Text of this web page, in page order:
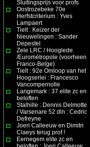
Sluitingsprijs voor profs
Oostrozebeke 70e
Herfstcriterium : Yves
Lampaert
Tielt : Keizer der
Nieuwelingen : Sander
Depestel
Zele LRC / Hooglede
/Eurométropole (voorheen
Franco-Belge)
Tielt : 92e Omloop van het
Hoogserlei : Francesco
Vancompernolle
Langemark : 37 elite zc en
beloften
Stalhille : Dennis Delmotte
/ Varsenare 52 dln : Cedric
Defreyne
Joeri Calleeuw en Dimitri
Claeys terug prof !
Eernegem elite zc en